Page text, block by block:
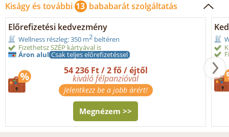
Kiságy és további 13 bababarát szolgáltatás
Előrefizetési kedvezmény
Wellness részleg: 350 m2 beltéren
Fizethetsz SZÉP kártyával is
Áron alul Csak teljes előrefizetéssel
54 236 Ft / 2 fő / éjtől
kiváló félpanzióval
Jelentkezz be a jobb árért!
Megnézem >>